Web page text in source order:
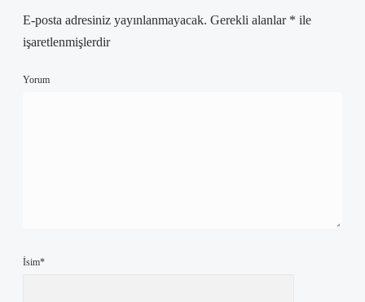
E-posta adresiniz yayınlanmayacak. Gerekli alanlar * ile
işaretlenmişlerdir
Yorum
İsim*